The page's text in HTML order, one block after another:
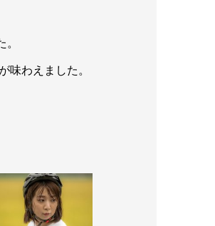
わえました。